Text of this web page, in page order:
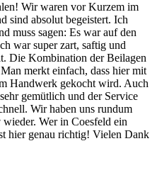
Wir waren vor Kurzem im
sind absolut begeistert. Ich
muss sagen: Es war auf den
war super zart, saftig und
Die Kombination der Beilagen
merkt einfach, dass hier mit
Handwerk gekocht wird. Auch
gemütlich und der Service
Wir haben uns rundum
Wer in Coesfeld ein
hier genau richtig! Vielen Dank